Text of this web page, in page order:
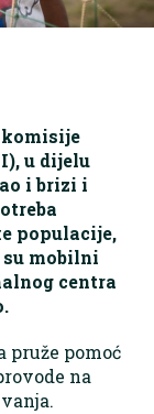
u dijelu
i brizi i
populacije,
mobilni
centra
pomoć
na